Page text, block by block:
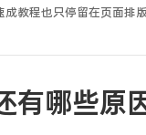
教程也只停留在页面排
架构搭建、零基础学员
哪些原